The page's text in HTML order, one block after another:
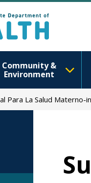
Community &
Environment
Para La Salud Materno-